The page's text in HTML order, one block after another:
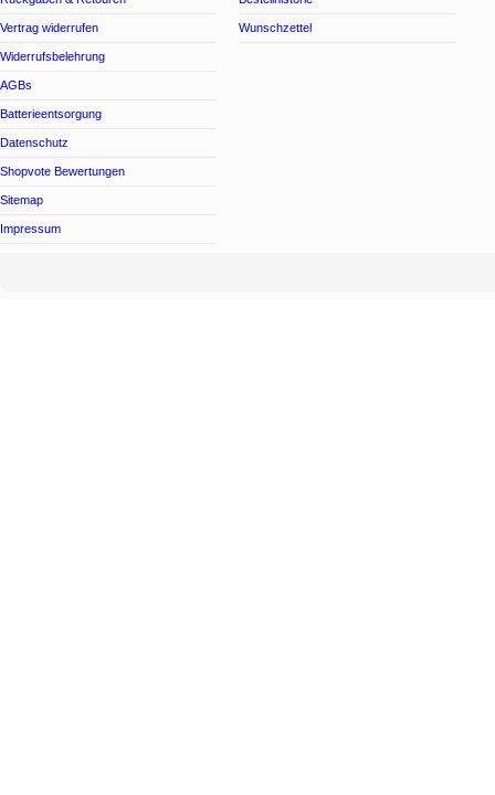
Vertrag widerrufen
Widerrufsbelehrung
AGBs
Batterieentsorgung
Datenschutz
Shopvote Bewertungen
Sitemap
Impressum
Wunschzettel